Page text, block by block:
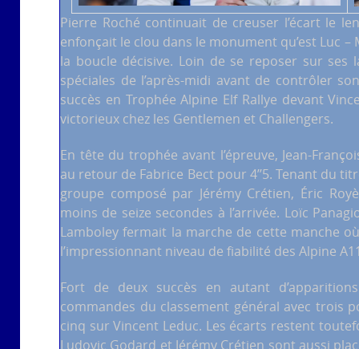
Pierre Roché continuait de creuser l’écart le
enfonçait le clou dans le monument qu’est Luc –
la boucle décisive. Loin de se reposer sur
spéciales de l’après-midi avant de contrôler
succès en Trophée Alpine Elf Rallye devant
victorieux chez les Gentlemen et Challengers.
En tête du trophée avant l’épreuve, Jean-
au retour de Fabrice Bect pour 4’’5. Tenant du
groupe composé par Jérémy Crétien, Éric
moins de seize secondes à l’arrivée. Loïc
Lamboley fermait la marche de cette manche
l’impressionnant niveau de fiabilité des Alpine
Fort de deux succès en autant
commandes du classement général avec trois
cinq sur Vincent Leduc. Les écarts restent
Ludovic Godard et Jérémy Crétien sont aussi